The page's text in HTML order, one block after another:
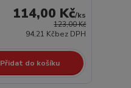
123,00 Kč
114,00 Kč/ks
94,21 Kčbez DPH
Přidat do košíku